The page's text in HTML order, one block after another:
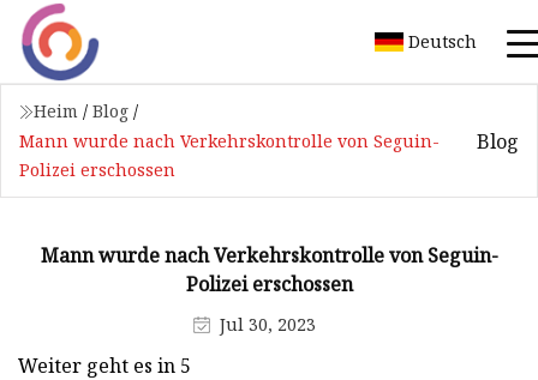
Deutsch
Heim / Blog /
Mann wurde nach Verkehrskontrolle von Seguin-
Polizei erschossen
Blog
Mann wurde nach Verkehrskontrolle von Seguin-
Polizei erschossen
Jul 30, 2023
Weiter geht es in 5